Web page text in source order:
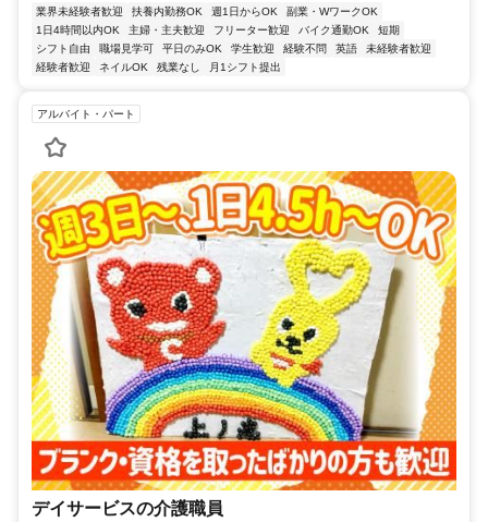
業界未経験者歓迎 扶養内勤務OK 週1日からOK
副業・WワークOK
1日4時間以内OK
主婦・主夫歓迎 フリーター歓迎 バイク通勤OK
短期
シフト自由
職場見学可 平日のみOK 学生歓迎 経験不問 英語
未経験者歓迎
経験者歓迎
ネイルOK 残業なし 月1シフト提出
アルバイト・パート
デイサービスの介護職員